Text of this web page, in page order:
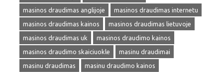
masinos draudimas anglijoje
masinos draudimas internetu
masinos draudimas kainos
masinos draudimas lietuvoje
masinos draudimas uk
masinos draudimo kainos
masinos draudimo skaiciuokle
masinu draudimai
masinu draudimas
masinu draudimo kainos